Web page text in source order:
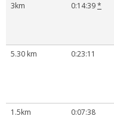
3km
0:14:39*
5.30 km
0:23:11
1.5km
0:07:38